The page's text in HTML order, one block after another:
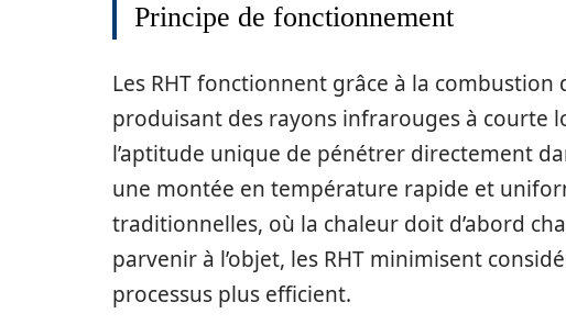
Principe de fonctionnement
Les RHT fonctionnent grâce à la
produisant des rayons infrarouges à courte
l’aptitude unique de pénétrer directement
une montée en température rapide et
traditionnelles, où la chaleur doit d’abord
parvenir à l’objet, les RHT minimisent
processus plus efficient.